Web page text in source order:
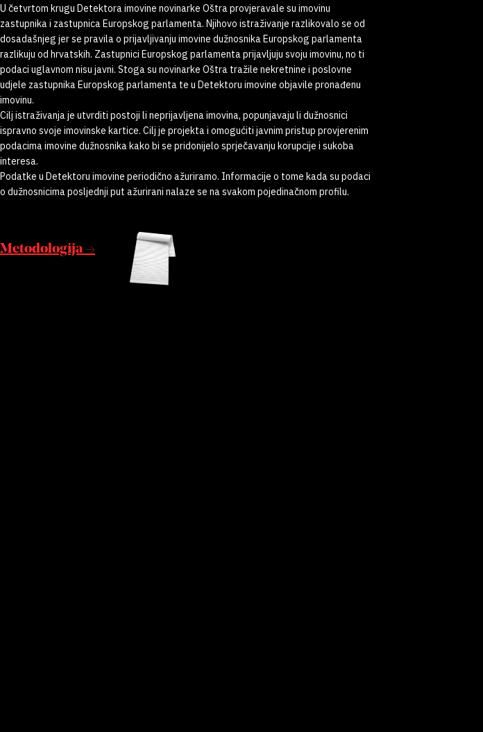
U četvrtom krugu Detektora imovine novinarke Oštra provjeravale su imovinu
zastupnika i zastupnica Europskog parlamenta. Njihovo istraživanje razlikovalo se od
dosadašnjeg jer se pravila o prijavljivanju imovine dužnosnika Europskog parlamenta
razlikuju od hrvatskih. Zastupnici Europskog parlamenta prijavljuju svoju imovinu, no ti
podaci uglavnom nisu javni. Stoga su novinarke Oštra tražile nekretnine i poslovne
udjele zastupnika Europskog parlamenta te u Detektoru imovine objavile pronađenu
imovinu.
Cilj istraživanja je utvrditi postoji li neprijavljena imovina, popunjavaju li dužnosnici
ispravno svoje imovinske kartice. Cilj je projekta i omogućiti javnim pristup provjerenim
podacima imovine dužnosnika kako bi se pridonijelo sprječavanju korupcije i sukoba
interesa.
Podatke u Detektoru imovine periodično ažuriramo. Informacije o tome kada su podaci
o dužnosnicima posljednji put ažurirani nalaze se na svakom pojedinačnom profilu.
Metodologija →